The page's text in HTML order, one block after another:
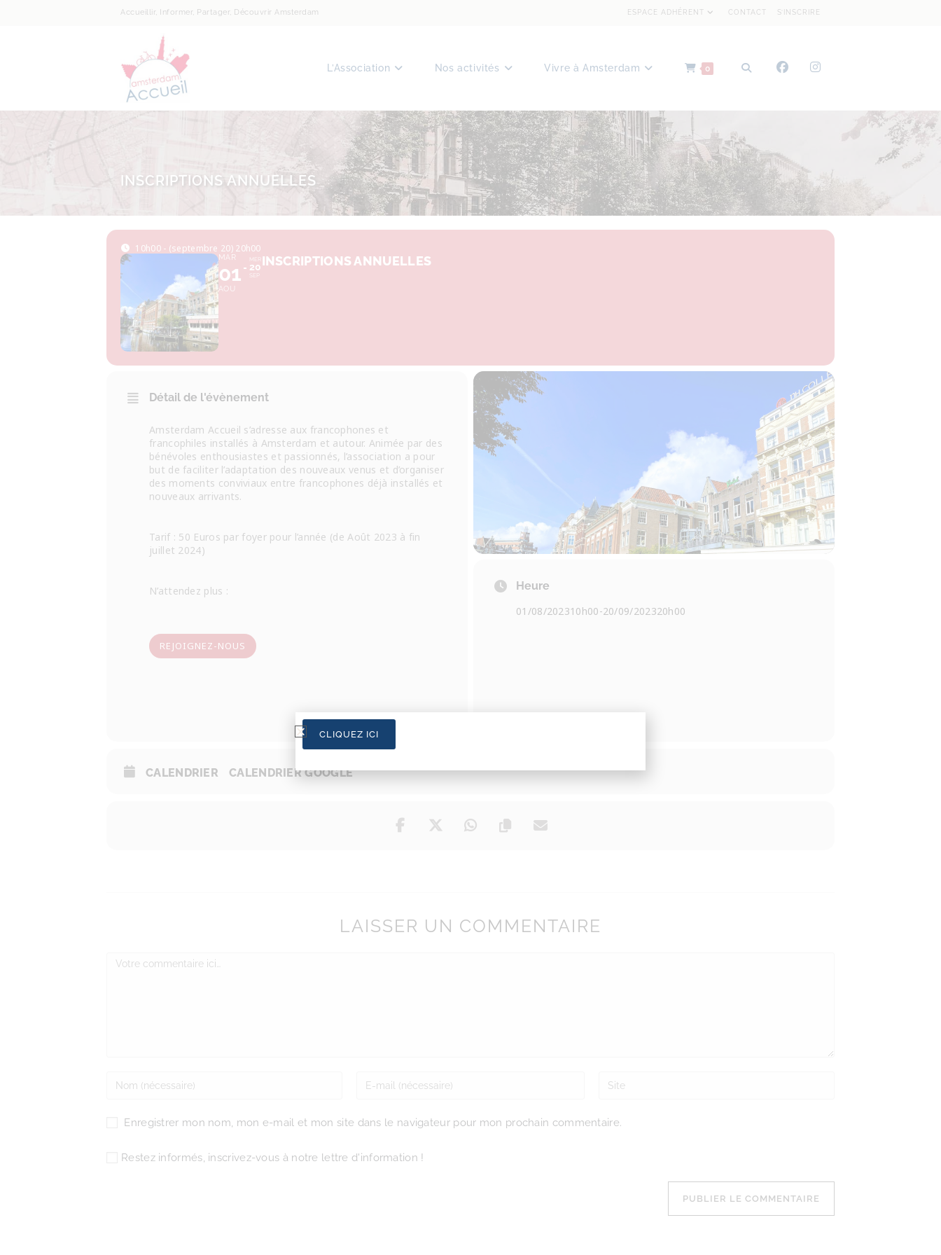
ESPACE ADHÉRENT CONTACT S’INSCRIRE
Accueillir, Informer, Partager, Découvrir Amsterdam
L’Association Nos activités Vivre à Amsterdam 0
INSCRIPTIONS ANNUELLES
10h00 - (septembre 20) 20h00
MAR
01
AOU
MER
20
SEP
INSCRIPTIONS ANNUELLES
Détail de l'évènement
Amsterdam Accueil s’adresse aux francophones et
francophiles installés à Amsterdam et autour. Animée par des
bénévoles enthousiastes et passionnés, l’association a pour
but de faciliter l’adaptation des nouveaux venus et d’organiser
des moments conviviaux entre francophones déjà installés et
nouveaux arrivants.
Tarif : 50 Euros par foyer pour l’année (de Août 2023 à fin
juillet 2024)
N’attendez plus :
REJOIGNEZ-NOUS
Heure
01/08/202310h00-20/09/202320h00
CALENDRIER CALENDRIER GOOGLE
LAISSER UN COMMENTAIRE
Enregistrer mon nom, mon e-mail et mon site dans le navigateur pour mon prochain commentaire.
Restez informés, inscrivez-vous à notre lettre d'information !
CLIQUEZ ICI